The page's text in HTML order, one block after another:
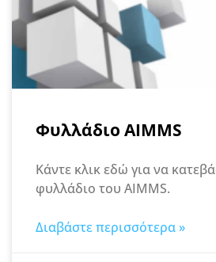
Φυλλάδιο AIMMS
Κάντε κλικ εδώ για να
φυλλάδιο του AIMMS.
Διαβάστε περισσότερα »